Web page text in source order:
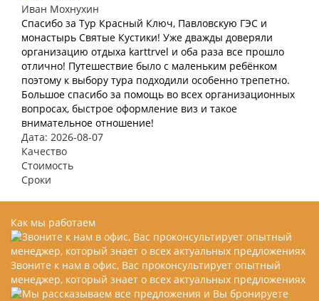
Иван Мохнухин
Спасибо за Тур Красный Ключ, Павловскую ГЭС и
монастырь Святые Кустики! Уже дважды доверяли
организацию отдыха karttrvel и оба раза все прошло
отлично! Путешествие было с маленьким ребёнком
поэтому к выбору тура подходили особенно трепетно.
Большое спасибо за помощь во всех организационных
вопросах, быстрое оформление виз и такое
внимательное отношение!
Дата: 2026-08-07
Качество
Стоимость
Сроки
Как мы работаем
Звоните к нам в офис, Вас проконсультирует опытный
менеджер, который знает о всех актуальных предложениях